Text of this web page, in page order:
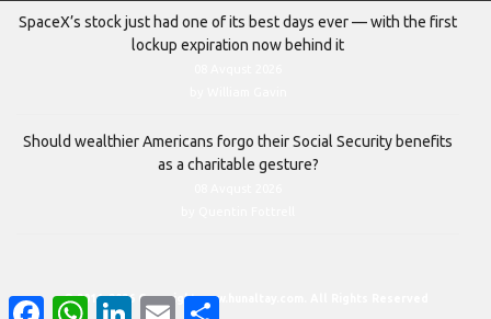
SpaceX’s stock just had one of its best days ever — with the first
lockup expiration now behind it
Should wealthier Americans forgo their Social Security benefits
as a charitable gesture?
© 2011–2026 Copyright www.hunaltay.com. All Rights Reserved
FacebookWhatsAppLinkedInEmail